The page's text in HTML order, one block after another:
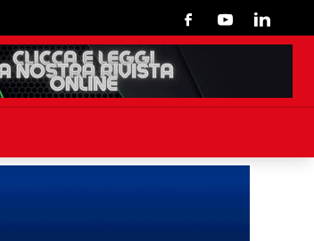
FacebookYoutubeLinkedin